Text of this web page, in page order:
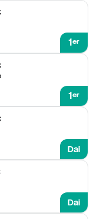
1er
1er
Dai
Dai